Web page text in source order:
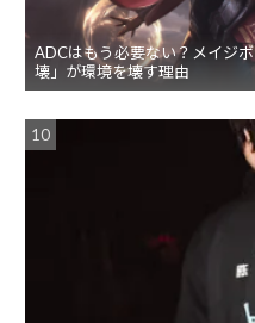
ADCはもう必要ない？メイジ
壊」が環境を壊す理由